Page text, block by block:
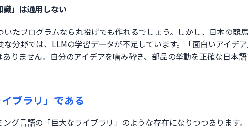
」は通用しない
いたプログラムなら丸投げでも作れるでしょう。しかし、日本の競
な分野では、LLMの学習データが不足しています。「面白いアイデ
りません。自分のアイデアを噛み砕き、部品の挙動を正確な日本
ブラリ」である
グ言語の「巨大なライブラリ」のような存在になりつつあります。